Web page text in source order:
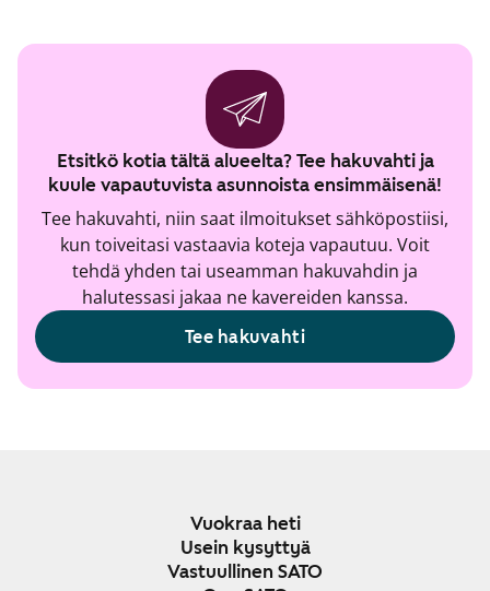
Etsitkö kotia tältä alueelta? Tee hakuvahti ja
kuule vapautuvista asunnoista ensimmäisenä!
Tee hakuvahti, niin saat ilmoitukset sähköpostiisi,
kun toiveitasi vastaavia koteja vapautuu. Voit
tehdä yhden tai useamman hakuvahdin ja
halutessasi jakaa ne kavereiden kanssa.
Tee hakuvahti
Vuokraa heti
Usein kysyttyä
Vastuullinen SATO